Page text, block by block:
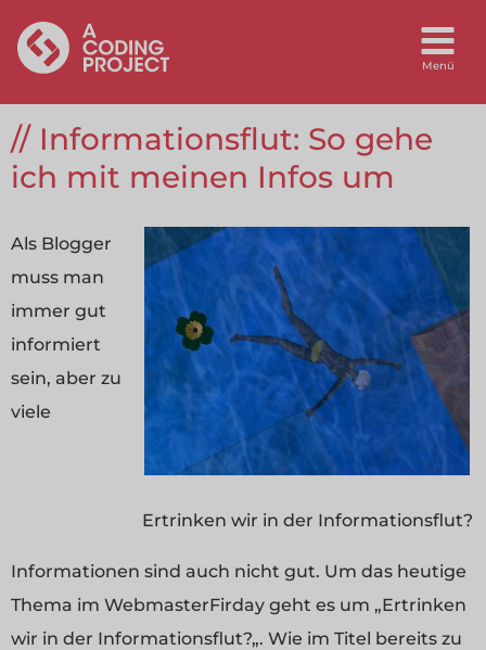
Informationsflut: So gehe
ich mit meinen Infos um
Ertrinken wir in der Informationsflut?
Als Blogger
muss man
immer gut
informiert
sein, aber zu
viele
Informationen sind auch nicht gut. Um das heutige
Thema im WebmasterFirday geht es um „Ertrinken
wir in der Informationsflut?„. Wie im Titel bereits zu